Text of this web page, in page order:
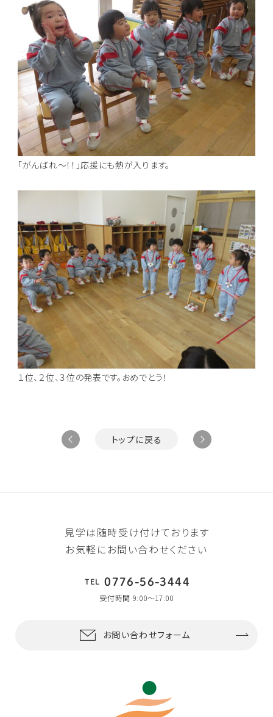
「がんばれ～！！」応援にも熱が入ります。
１位、２位、３位の発表です。おめでとう！
トップに戻る
見学は随時受け付けております
お気軽にお問い合わせください
TEL 0776-56-3444
受付時間 9:00〜17:00
お問い合わせフォーム